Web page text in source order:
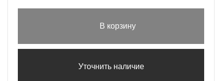
В корзину
Уточнить наличие